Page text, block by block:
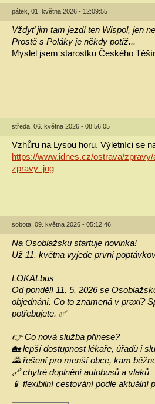
pátek, 01. května 2026 - 12:09:55
Vždyť jim tam jezdí ten Wispol, jen
Prostě s Poláky je někdy potíž...
Myslel jsem starostku Českého
středa, 06. května 2026 - 08:56:05
Vzhůru na Lysou horu. Výletníci se
https://www.idnes.cz/ostrava/
zpravy_jog
sobota, 09. května 2026 - 05:12:46
Na Osoblažsku startuje novinka!
Už 11. května vyjede první
LOKALbus
Od pondělí 11. 5. 2026 se
objednání. Co to znamená v praxi?
potřebujete. ✅
👉 Co nová služba přinese?
🏡 lepší dostupnost lékaře, úřadů i
🌄 řešení pro menší obce, kam
🔗 chytré doplnění autobusů a vlaků
📱 flexibilní cestování podle aktuální